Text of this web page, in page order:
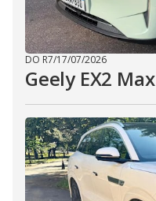
DO R7/17/07/2026
Geely EX2 Max